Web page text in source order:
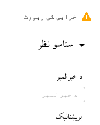
خرابی کی رپورٹ
ستاسو نظر
د خبر لمبر
بريښناليک